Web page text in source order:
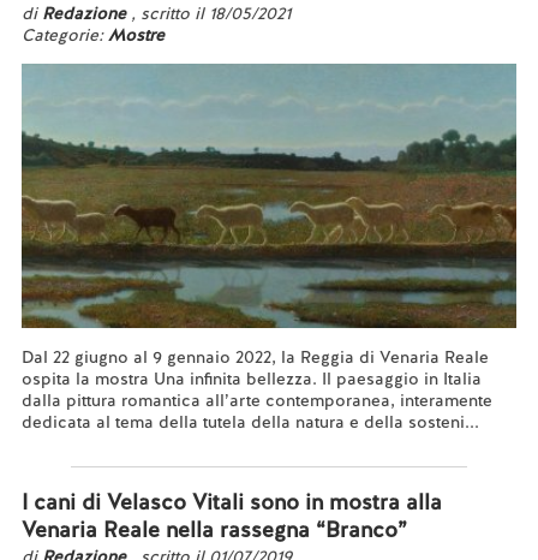
di Redazione , scritto il 18/05/2021
Categorie:Mostre
Dal 22 giugno al 9 gennaio 2022, la Reggia di Venaria Reale
ospita la mostra Una infinita bellezza. Il paesaggio in Italia
dalla pittura romantica all’arte contemporanea, interamente
dedicata al tema della tutela della natura e della sosteni...
I cani di Velasco Vitali sono in mostra alla
Venaria Reale nella rassegna “Branco”